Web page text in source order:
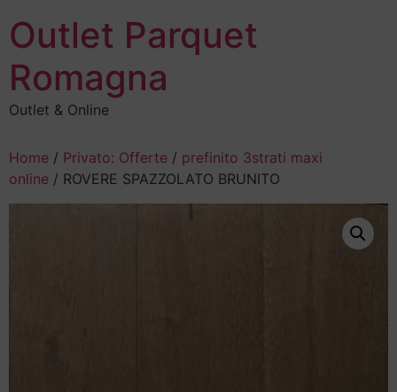
Outlet Parquet
Romagna
Outlet & Online
Home / Privato: Offerte / prefinito 3strati maxi
online / ROVERE SPAZZOLATO BRUNITO